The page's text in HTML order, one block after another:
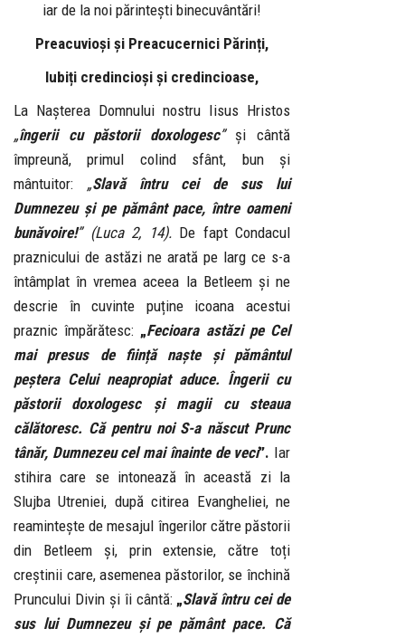
iar de la noi părintești binecuvântări!
Preacuvioși și Preacucernici Părinți,
Iubiți credincioși și credincioase,
La Nașterea Domnului nostru Iisus Hristos
„îngerii cu păstorii doxologesc”și cântă
împreună, primul colind sfânt, bun și
mântuitor: „Slavă întru cei de sus lui
Dumnezeu și pe pământ pace, între oameni
bunăvoire!” (Luca 2, 14).De fapt Condacul
praznicului de astăzi ne arată pe larg ce s-a
întâmplat în vremea aceea la Betleem și ne
descrie în cuvinte puține icoana acestui
praznic împărătesc: „Fecioara astăzi pe Cel
mai presus de ființă naște și pământul
peștera Celui neapropiat aduce. Îngerii cu
păstorii doxologesc și magii cu steaua
călătoresc. Că pentru noi S-a născut Prunc
tânăr, Dumnezeu cel mai înainte de veci”. Iar
stihira care se intonează în această zi la
Slujba Utreniei, după citirea Evangheliei, ne
reamintește de mesajul îngerilor către păstorii
din Betleem și, prin extensie, către toți
creștinii care, asemenea păstorilor, se închină
Pruncului Divin și îi cântă: „Slavă întru cei de
sus lui Dumnezeu și pe pământ pace. Că